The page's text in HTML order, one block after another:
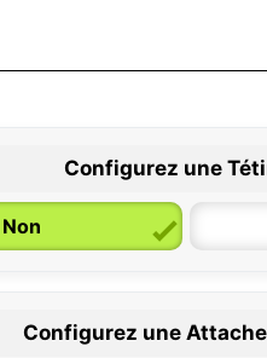
Configurez une
Non
0 / 6 mois
Configurez une